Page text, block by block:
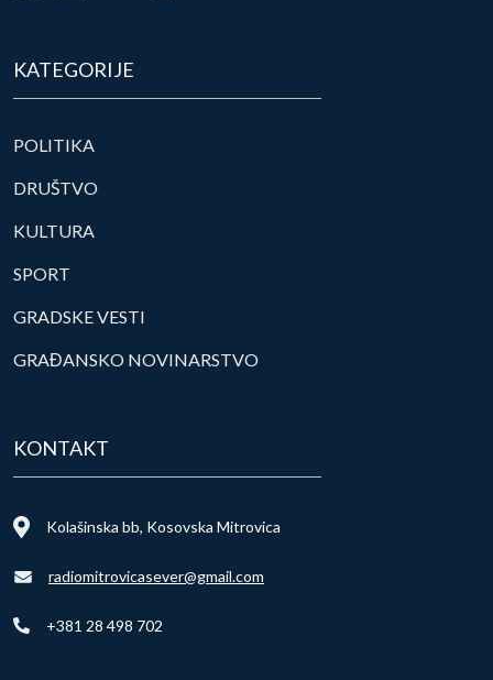
KATEGORIJE
POLITIKA
DRUŠTVO
KULTURA
SPORT
GRADSKE VESTI
GRAĐANSKO NOVINARSTVO
KONTAKT
Kolašinska bb, Kosovska Mitrovica
radiomitrovicasever@gmail.com
+381 28 498 702